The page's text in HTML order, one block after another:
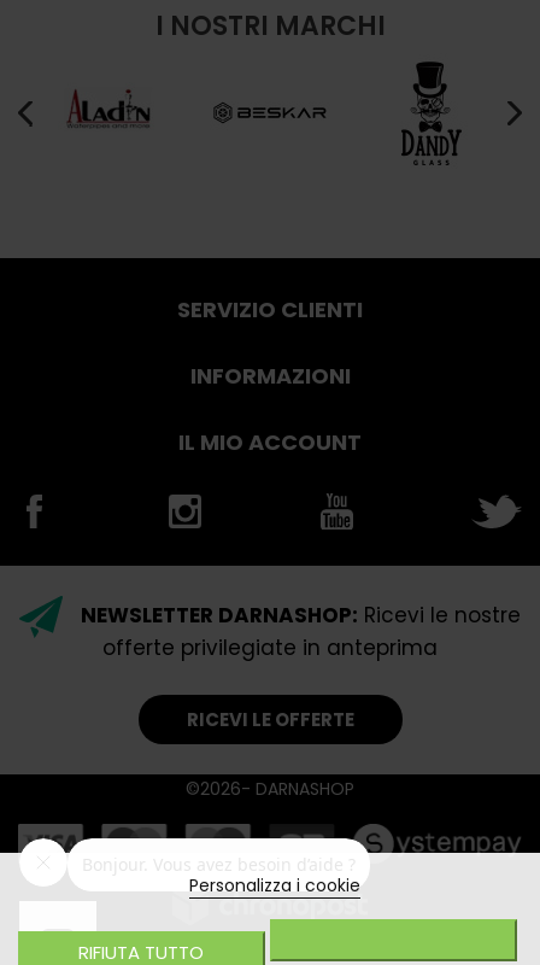
I NOSTRI MARCHI
Personalizza i cookie
RIFIUTA TUTTO
SERVIZIO CLIENTI
INFORMAZIONI
IL MIO ACCOUNT
NEWSLETTER DARNASHOP: Ricevi le nostre
offerte privilegiate in anteprima
RICEVI LE OFFERTE
©2026- DARNASHOP